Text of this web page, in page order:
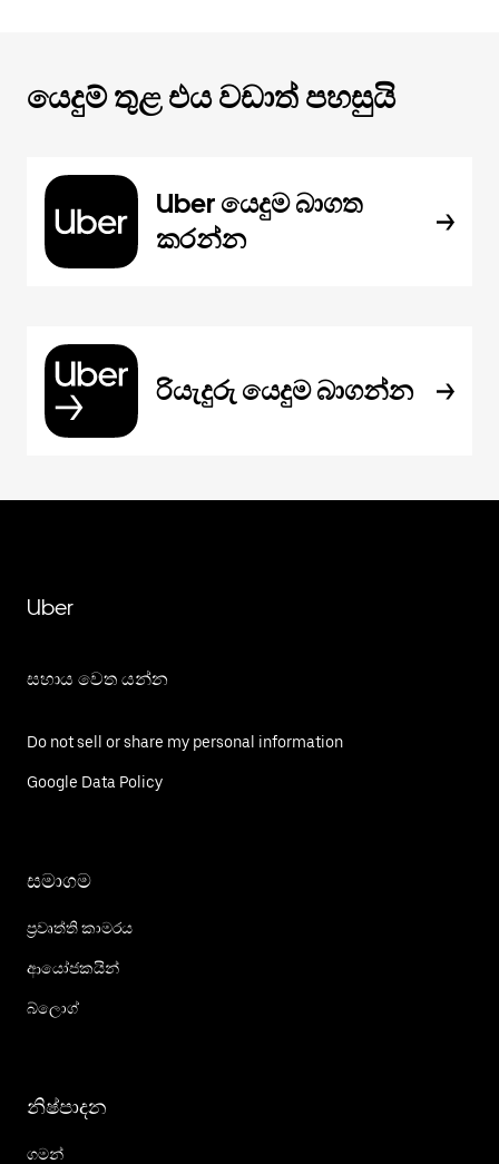
යෙදුම් තුළ එය වඩාත් පහසුයි
Uber යෙදුම බාගත
කරන්න
රියැදුරු යෙදුම බාගන්න
Uber
සහාය වෙත යන්න
Do not sell or share my personal information
Google Data Policy
සමාගම
ප්‍රවෘත්ති කාමරය
ආයෝජකයින්
බ්ලොග්
නිෂ්පාදන
ගමන්